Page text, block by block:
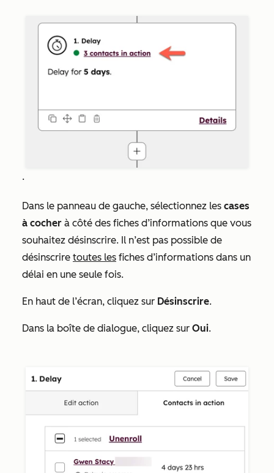
.
Dans le panneau de gauche, sélectionnez les cases
à cocher à côté des fiches d’informations que vous
souhaitez désinscrire. Il n’est pas possible de
désinscrire toutes les fiches d’informations dans un
délai en une seule fois.
En haut de l’écran, cliquez sur Désinscrire.
Dans la boîte de dialogue, cliquez sur Oui.